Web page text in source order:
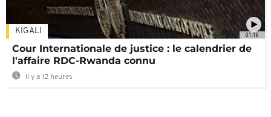
01:16
KIGALI
Cour Internationale de justice : le calendrier de
l'affaire RDC-Rwanda connu
Il y a 12 heures